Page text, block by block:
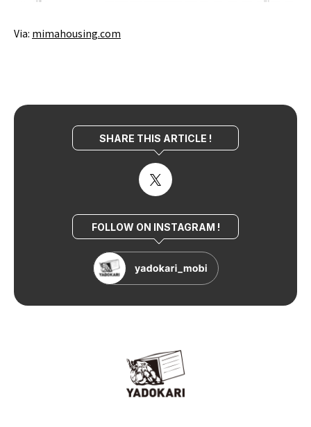
Via: mimahousing.com
SHARE THIS ARTICLE !
FOLLOW ON INSTAGRAM !